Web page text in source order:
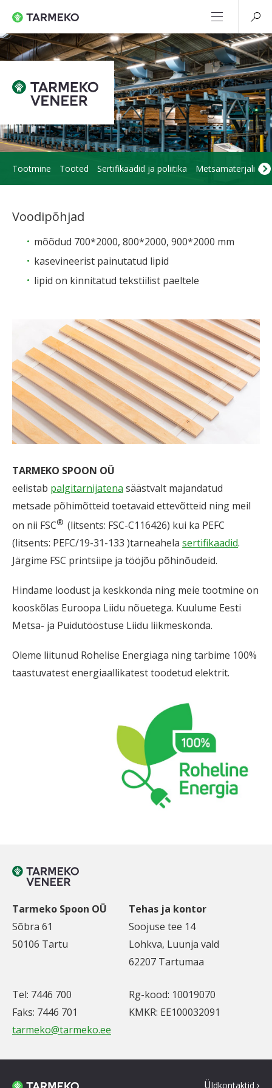
Tootmine Tooted Sertifikaadid ja poliitika Metsamaterjali ost
Voodipõhjad
mõõdud 700*2000, 800*2000, 900*2000 mm
kasevineerist painutatud lipid
lipid on kinnitatud tekstiilist paeltele
TARMEKO SPOON OÜ
eelistab palgitarnijatena säästvalt majandatud
metsade põhimõtteid toetavaid ettevõtteid ning meil
on nii FSC® (litsents: FSC-C116426) kui ka PEFC
(litsents: PEFC/19-31-133 )tarneahela sertifikaadid.
Järgime FSC printsiipe ja tööjõu põhinõudeid.
Hindame loodust ja keskkonda ning meie tootmine on
kooskõlas Euroopa Liidu nõuetega. Kuulume Eesti
Metsa- ja Puidutööstuse Liidu liikmeskonda.
Oleme liitunud Rohelise Energiaga ning tarbime 100%
taastuvatest energiaallikatest toodetud elektrit.
Tarmeko Spoon OÜ
Sõbra 61
50106 Tartu
Tehas ja kontor
Soojuse tee 14
Lohkva, Luunja vald
62207 Tartumaa
Tel: 7446 700
Faks: 7446 701
tarmeko@tarmeko.ee
Rg-kood: 10019070
KMKR: EE100032091
Üldkontaktid